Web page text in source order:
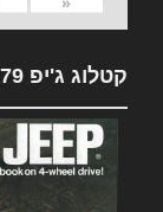
קטלוג ג'יפ 1979